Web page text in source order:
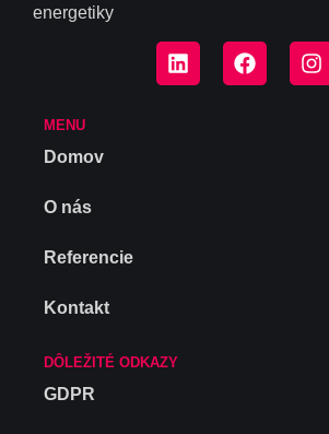
energetiky
MENU
Domov
O nás
Referencie
Kontakt
DÔLEŽITÉ ODKAZY
GDPR